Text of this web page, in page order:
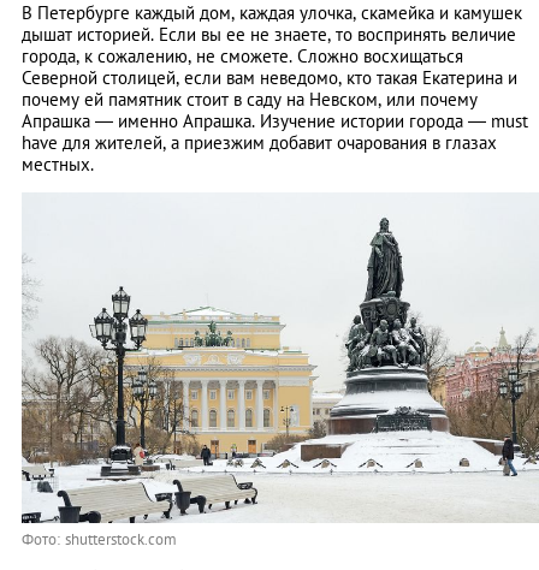
В Петербурге каждый дом, каждая улочка, скамейка и камушек
дышат историей. Если вы ее не знаете, то воспринять величие
города, к сожалению, не сможете. Сложно восхищаться
Северной столицей, если вам неведомо, кто такая Екатерина и
почему ей памятник стоит в саду на Невском, или почему
Апрашка — именно Апрашка. Изучение истории города — must
have для жителей, а приезжим добавит очарования в глазах
местных.
Фото: shutterstock.com